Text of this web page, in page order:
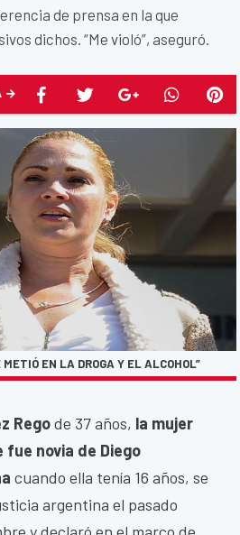
de prensa en la que
dichos. “Me violó”, aseguró.
EN LA DROGA Y EL ALCOHOL”
Regode 37 años, la mujer
fue novia de Diego
cuando ella tenía 16 años, se
argentina el pasado